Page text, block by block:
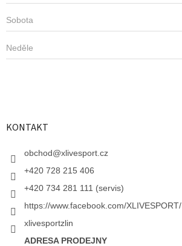
Sobota
Neděle
KONTAKT
obchod@xlivesport.cz
+420 728 215 406
+420 734 281 111 (servis)
https://www.facebook.com/XLIVESPORT/
xlivesportzlin
ADRESA PRODEJNY